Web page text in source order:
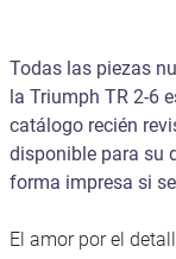
Todas las piezas
la Triumph TR 2-6
catálogo recién
disponible para su
forma impresa si
El amor por el